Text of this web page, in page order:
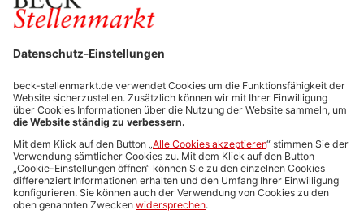
FÜR ARBEITGEBER
Stellenmarktpreise
Anzeigen-AGB
Media-Daten
Newsletteranmeldung
Produktübersicht
ALLGEMEIN